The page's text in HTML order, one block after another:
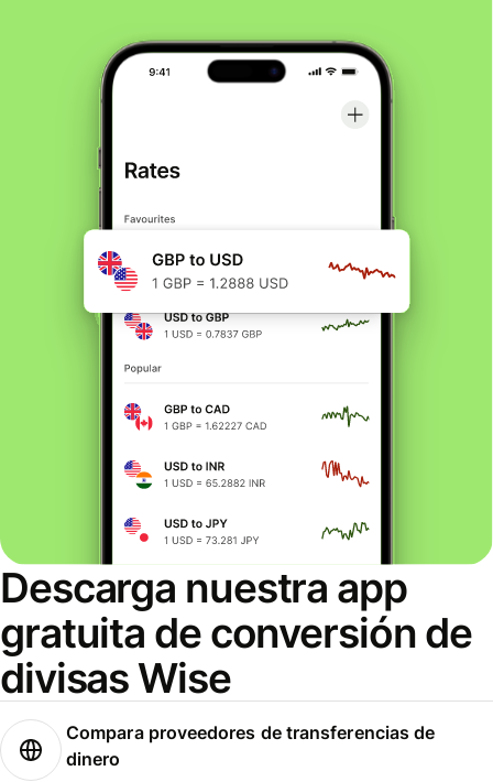
Descarga nuestra app
gratuita de conversión de
divisas Wise
Compara proveedores de transferencias de
dinero